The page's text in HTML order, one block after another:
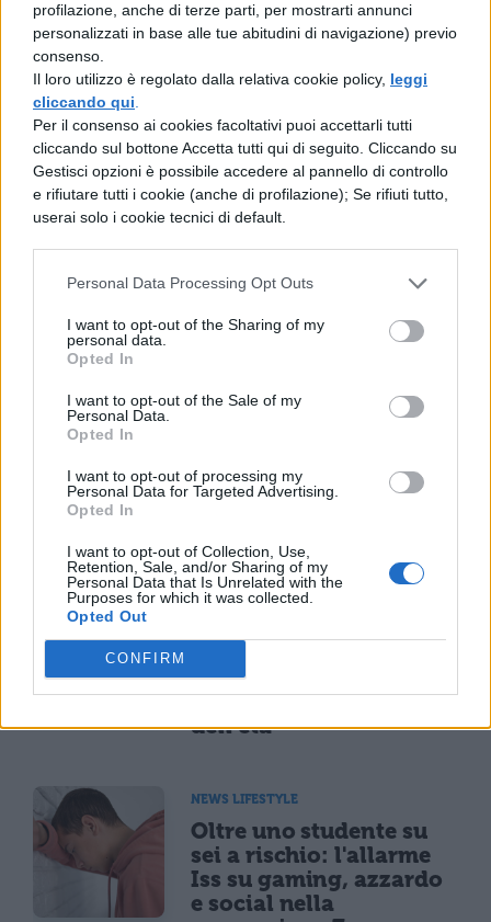
profilazione, anche di terze parti, per mostrarti annunci
personalizzati in base alle tue abitudini di navigazione) previo
consenso.
Il loro utilizzo è regolato dalla relativa cookie policy, leggi
cliccando qui
Per il consenso ai cookies facoltativi puoi accettarli tutti
cliccando sul bottone Accetta tutti qui di seguito. Cliccando su
Gestisci opzioni è possibile accedere al pannello di controllo
e rifiutare tutti i cookie (anche di profilazione); Se rifiuti tutto,
userai solo i cookie tecnici di default.
Personal Data Processing Opt Outs
I want to opt-out of the Sharing of my
personal data.
Opted In
I want to opt-out of the Sale of my
Personal Data.
Opted In
I want to opt-out of processing my
Personal Data for Targeted Advertising.
Opted In
I want to opt-out of Collection, Use,
Retention, Sale, and/or Sharing of my
Personal Data that Is Unrelated with the
Purposes for which it was collected.
Opted Out
CONFIRM
smalti adesivi: da qualche settimana
circolano alcune texture molto sfiziose e…
natalizie, ovviamente. Il marchio
Hansenpropone un repertorio niente
male, ma ancheSephoraha dei prodotti
interessanti. E poi, la vuoi sapere tutta? È
negozio cinese sotto casa: vendono
poco più. Durano solo una serata, ma chi se
TI POTREBBE INTERESSARE
NEWS LIFESTYLE
settembre: come
funziona il controllo
dell'età
NEWS LIFESTYLE
Oltre uno studente su
sei a rischio: l'allarme
Iss su gaming, azzardo
e social nella